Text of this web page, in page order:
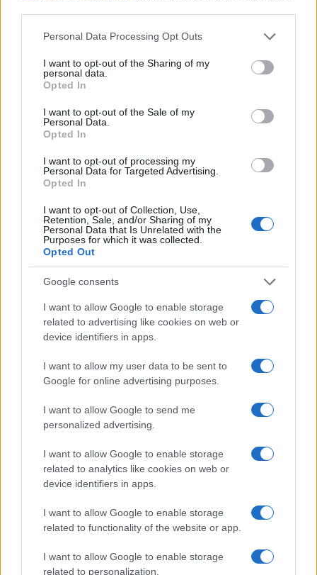
Please note that this website/app uses one or more Google
not limited to your visit or usage behaviour. You may click to
grant or deny consent to Google and its third-party tags to
use your data for below specified purposes in below Google
consent section.
Personal Data Processing Opt Outs
I want to opt-out of the Sharing of my
personal data.
Opted In
I want to opt-out of the Sale of my
Personal Data.
Opted In
I want to opt-out of processing my
Personal Data for Targeted Advertising.
Opted In
I want to opt-out of Collection, Use,
Retention, Sale, and/or Sharing of my
Personal Data that Is Unrelated with the
Purposes for which it was collected.
Opted Out
Google consents
I want to allow Google to enable storage
related to advertising like cookies on web or
device identifiers in apps.
I want to allow my user data to be sent to
Google for online advertising purposes.
I want to allow Google to send me
personalized advertising.
I want to allow Google to enable storage
related to analytics like cookies on web or
device identifiers in apps.
I want to allow Google to enable storage
related to functionality of the website or app.
I want to allow Google to enable storage
related to personalization.
Entra nel canale telegram di
Ricevi le nostre ultime news
daGoogle News
Condividi l'articolo
a
ce
b
o
o
k
T
w
it
te
r
Pi
n
te
re
st
W
h
at
s
A
p
p
S
h
re
Articolo precedente
Prossimo articolo
NOTIZIE RECENTI
Sangue, musica e solidarietà con Avis Olbia al
Delta Center
Meteo Olbia 9 agosto, temperature in calo